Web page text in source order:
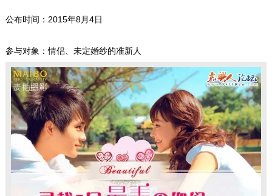
公布时间：2015年8月4日
参与对象：情侣、未定婚纱的准新人